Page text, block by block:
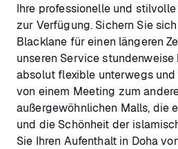
Ihre professionelle und
zur Verfügung. Sichern Sie
Blacklane für einen längeren
unseren Service stundenweise
absolut flexible unterwegs
von einem Meeting zum
außergewöhnlichen Malls, die
und die Schönheit der
Sie Ihren Aufenthalt in Doha